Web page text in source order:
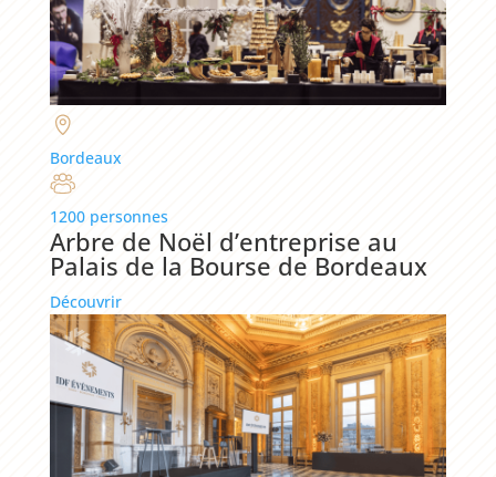
Bordeaux
1200 personnes
Arbre de Noël d’entreprise au
Palais de la Bourse de Bordeaux
Découvrir